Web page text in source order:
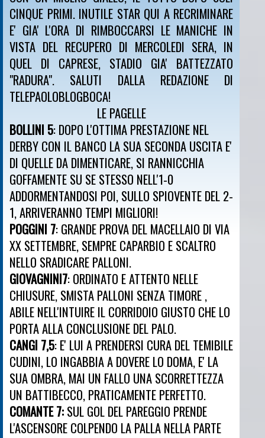
CINQUE PRIMI. INUTILE STAR QUI A RECRIMINARE
E' GIA' L'ORA DI RIMBOCCARSI LE MANICHE IN
VISTA DEL RECUPERO DI MERCOLEDI SERA, IN
QUEL DI CAPRESE, STADIO GIA' BATTEZZATO
"RADURA". SALUTI DALLA REDAZIONE DI
TELEPAOLOBLOGBOCA!
LE PAGELLE
BOLLINI 5: DOPO L'OTTIMA PRESTAZIONE NEL
DERBY CON IL BANCO LA SUA SECONDA USCITA E'
DI QUELLE DA DIMENTICARE, SI RANNICCHIA
GOFFAMENTE SU SE STESSO NELL'1-0
ADDORMENTANDOSI POI, SULLO SPIOVENTE DEL 2-
1, ARRIVERANNO TEMPI MIGLIORI!
POGGINI 7: GRANDE PROVA DEL MACELLAIO DI VIA
XX SETTEMBRE, SEMPRE CAPARBIO E SCALTRO
NELLO SRADICARE PALLONI.
GIOVAGNINI7: ORDINATO E ATTENTO NELLE
CHIUSURE, SMISTA PALLONI SENZA TIMORE ,
ABILE NELL'INTUIRE IL CORRIDOIO GIUSTO CHE LO
PORTA ALLA CONCLUSIONE DEL PALO.
CANGI 7,5: E' LUI A PRENDERSI CURA DEL TEMIBILE
CUDINI, LO INGABBIA A DOVERE LO DOMA, E' LA
SUA OMBRA, MAI UN FALLO UNA SCORRETTEZZA
UN BATTIBECCO, PRATICAMENTE PERFETTO.
COMANTE 7: SUL GOL DEL PAREGGIO PRENDE
L'ASCENSORE COLPENDO LA PALLA NELLA PARTE